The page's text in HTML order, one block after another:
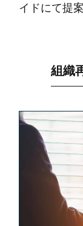
イドにて提
組織